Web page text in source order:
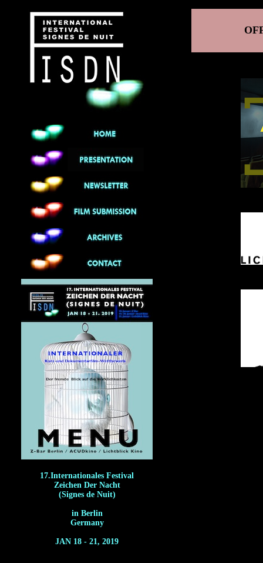
17.Internationales Festival
Zeichen Der Nacht
(Signes de Nuit)
in Berlin
Germany
JAN 18 - 21, 2019